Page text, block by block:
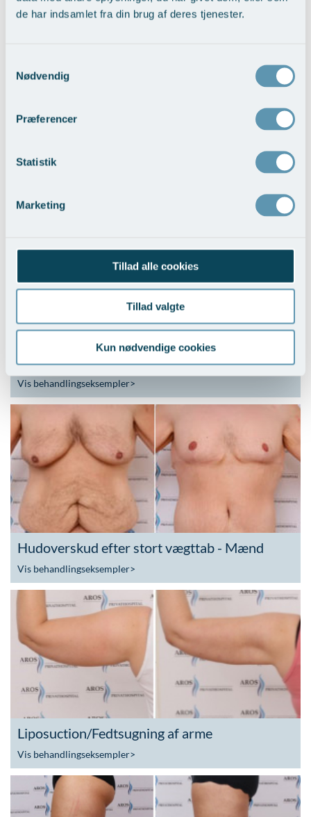
de har indsamlet fra din brug af deres tjenester.
Nødvendig
Præferencer
Statistik
Marketing
Tillad alle cookies
Tillad valgte
Kun nødvendige cookies
Udjævning af kropskontur med
Vis behandlingseksempler
Hudoverskud efter stort vægttab - Kvinder
Vis behandlingseksempler>
Hudoverskud efter stort vægttab - Mænd
Vis behandlingseksempler>
Liposuction/Fedtsugning af arme
Vis behandlingseksempler>